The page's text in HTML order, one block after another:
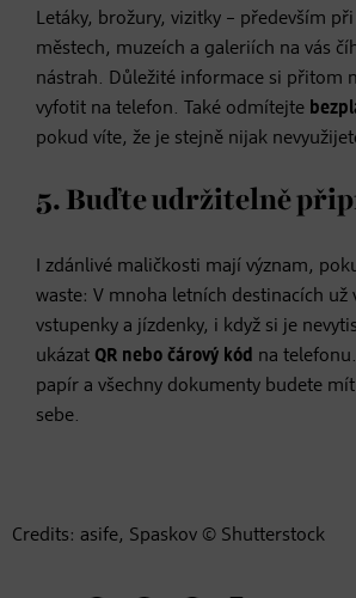
Letáky, brožury, vizitky – především
městech, muzeích a galeriích na vás
nástrah. Důležité informace si přitom
vyfotit na telefon. Také odmítejte
pokud víte, že je stejně nijak
5. Buďte udržitelně
I zdánlivé maličkosti mají význam,
waste: V mnoha letních destinacích už
vstupenky a jízdenky, i když si je
ukázat QR nebo čárový kód na
papír a všechny dokumenty budete
sebe.
Credits: asife, Spaskov © Shutterstock